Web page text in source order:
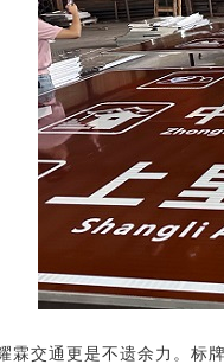
霖交通更是不遗余力。标